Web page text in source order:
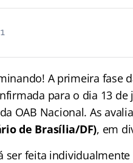
A primeira fase
para o dia 13
OAB Nacional. As
de Brasília/DF), em
ser feita